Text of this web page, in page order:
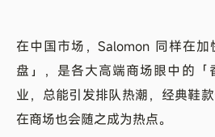
在中国市场，Salomon 同样在
盘」，是各大高端商场眼中的「
业，总能引发排队热潮，经典鞋
在商场也会随之成为热点。